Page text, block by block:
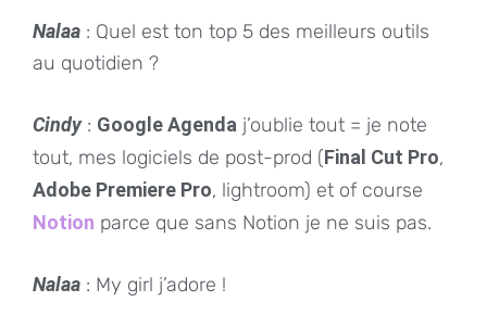
Nalaa : Quel est ton top 5 des meilleurs outils
au quotidien ?
Cindy: Google Agenda j’oublie tout = je note
tout, mes logiciels de post-prod (Final Cut Pro,
Adobe Premiere Pro, lightroom) et of course
Notion parce que sans Notion je ne suis pas.
Nalaa : My girl j’adore !